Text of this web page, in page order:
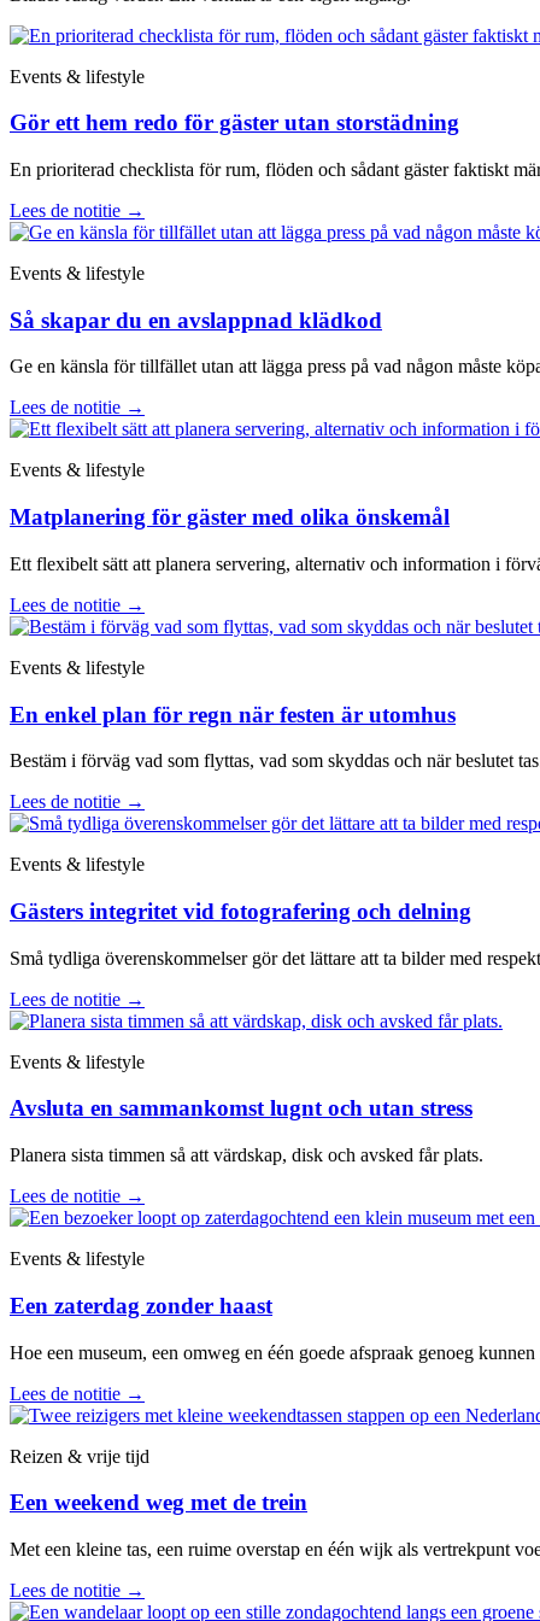
Events & lifestyle
Gör ett hem redo för gäster utan storstädning
En prioriterad checklista för rum, flöden och sådant gäster faktiskt
Lees de notitie →
Events & lifestyle
Så skapar du en avslappnad klädkod
Ge en känsla för tillfället utan att lägga press på vad någon måste
Lees de notitie →
Events & lifestyle
Matplanering för gäster med olika önskemål
Ett flexibelt sätt att planera servering, alternativ och information i
Lees de notitie →
Events & lifestyle
En enkel plan för regn när festen är utomhus
Bestäm i förväg vad som flyttas, vad som skyddas och när beslutet
Lees de notitie →
Events & lifestyle
Gästers integritet vid fotografering och delning
Små tydliga överenskommelser gör det lättare att ta bilder med
Lees de notitie →
Events & lifestyle
Avsluta en sammankomst lugnt och utan stress
Planera sista timmen så att värdskap, disk och avsked får plats.
Lees de notitie →
Events & lifestyle
Een zaterdag zonder haast
Hoe een museum, een omweg en één goede afspraak genoeg
Lees de notitie →
Reizen & vrije tijd
Een weekend weg met de trein
Met een kleine tas, een ruime overstap en één wijk als vertrekpunt
Lees de notitie →